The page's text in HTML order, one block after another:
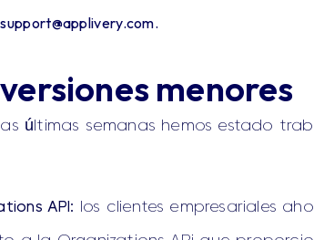
support@applivery.com.
menores
últimas semanas hemos estado
API: los clientes empresariales